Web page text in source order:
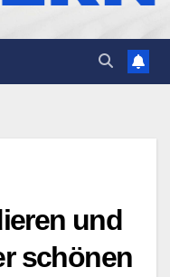
und
schönen